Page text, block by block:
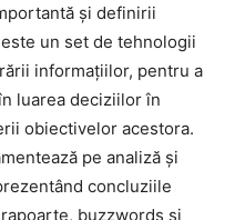
și definirii
un set de tehnologii
informațiilor, pentru a
luarea deciziilor în
obiectivelor acestora.
pe analiză și
concluziile
buzzwords și